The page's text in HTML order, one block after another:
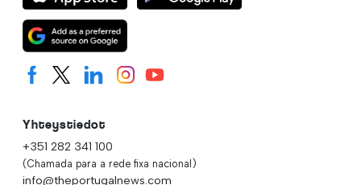
Yhteystiedot
+351 282 341 100
(Chamada para a rede fixa nacional)
info@theportugalnews.com